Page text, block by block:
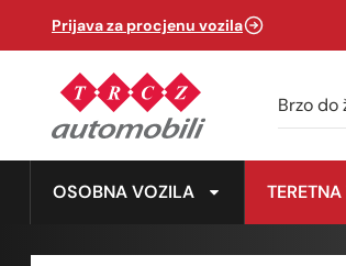
Prijava za procjenu vozila
OSOBNA VOZILA